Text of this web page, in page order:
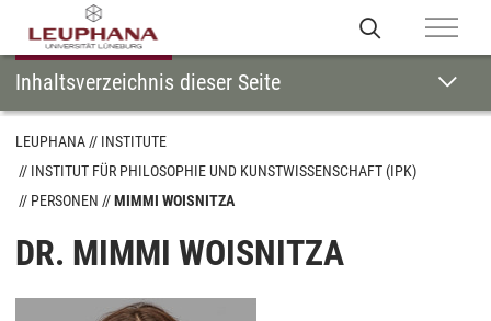
Inhaltsverzeichnis dieser Seite
LEUPHANA
INSTITUTE
INSTITUT FÜR PHILOSOPHIE UND KUNSTWISSENSCHAFT (IPK)
PERSONEN
MIMMI WOISNITZA
DR. MIMMI WOISNITZA